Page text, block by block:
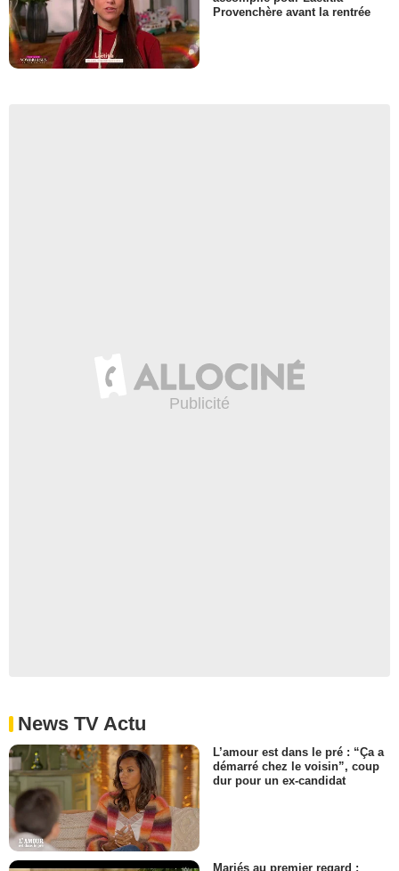
Provenchère avant la rentrée
News TV Actu
L’amour est dans le pré : “Ça a
démarré chez le voisin”, coup
dur pour un ex-candidat
Mariés au premier regard :